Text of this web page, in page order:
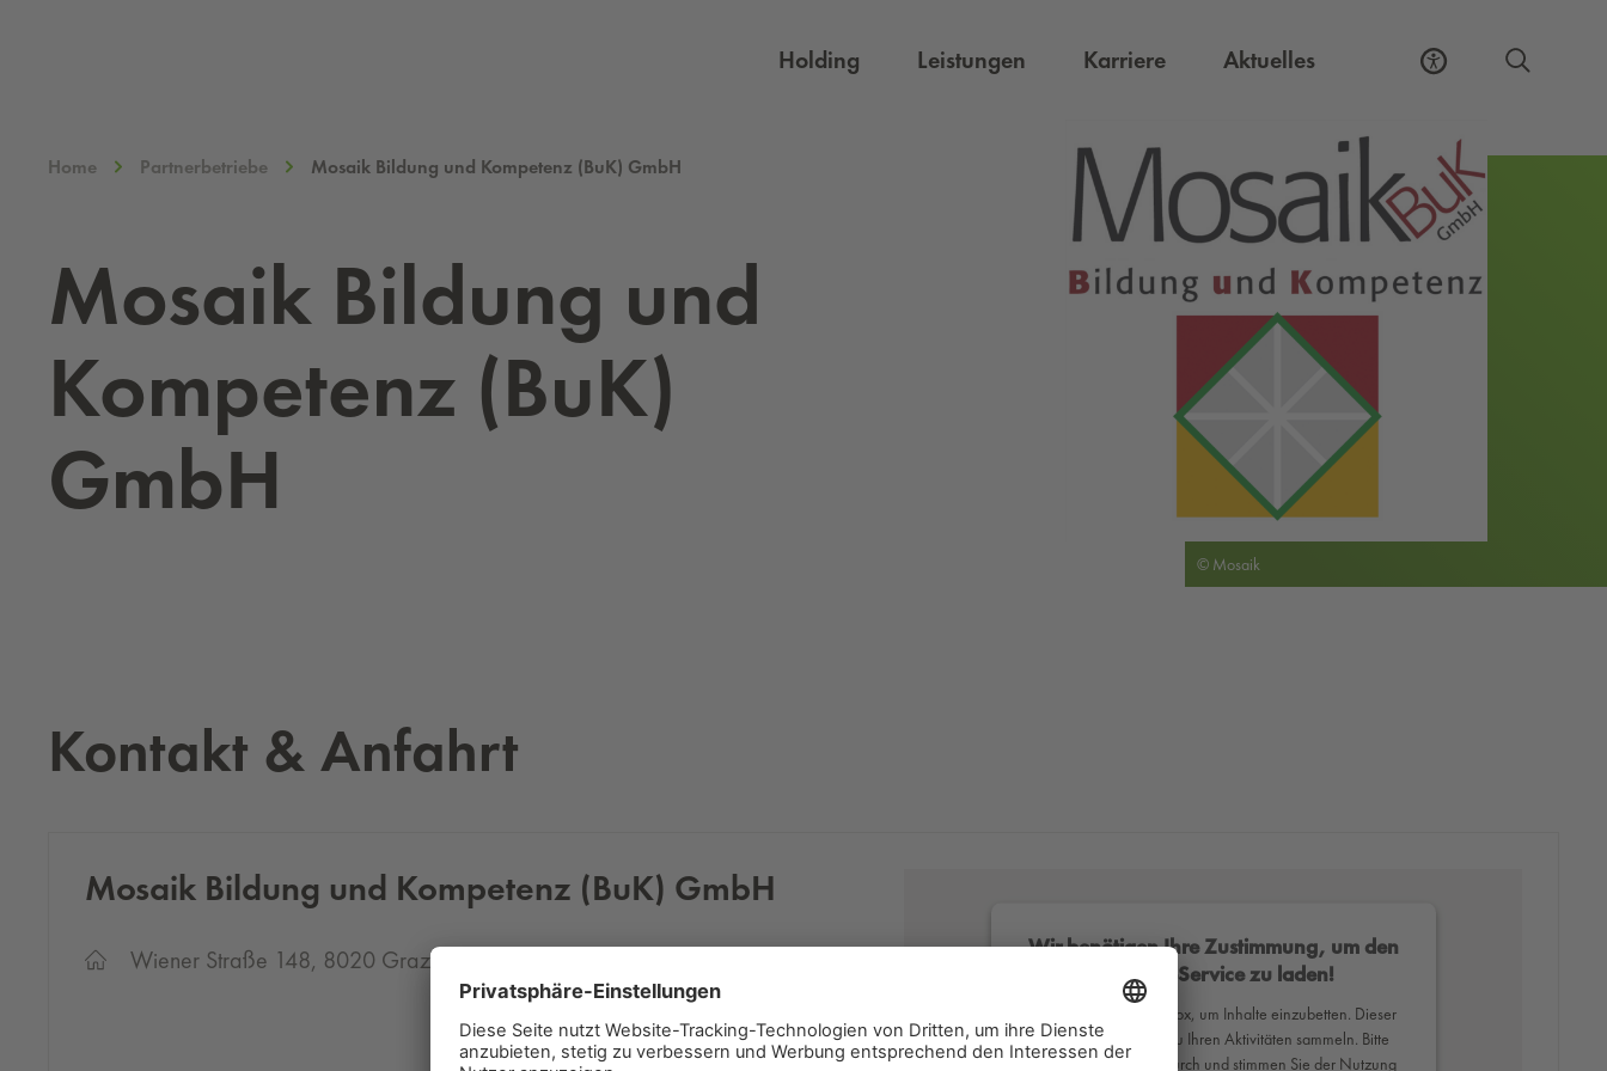
Holding Leistungen KarriereExterner Link, öffnet eine neue
Aktuelles
Home Partnerbetriebe Mosaik Bildung und Kompetenz (BuK) GmbH
Mo­sa­ik Bil­dung und
Kom­pe­tenz (BuK)
GmbH
© Mosaik
Kontakt & Anfahrt
Mo­sa­ik Bil­dung und Kom­pe­tenz (BuK) GmbH
Wiener Straße 148, 8020 Graz
Wir benötigen Ihre Zustimmung, um den
Mapbox-Service zu laden!
Wir verwenden Mapbox, um Inhalte einzubetten. Dieser
Service kann Daten zu Ihren Aktivitäten sammeln. Bitte
lesen Sie die Details durch und stimmen Sie der Nutzung